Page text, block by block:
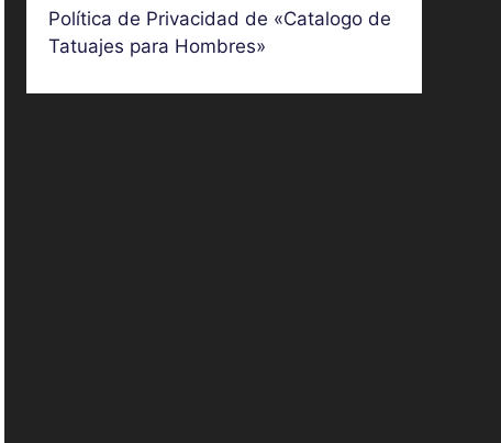
Política de Privacidad de «Catalogo de
Tatuajes para Hombres»